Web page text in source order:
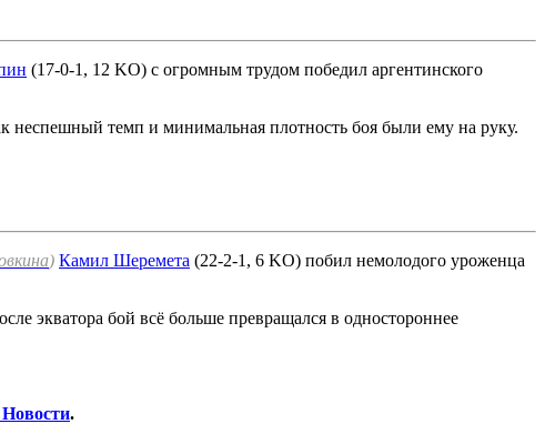
(17-0-1, 12 KO) с огромным трудом победил аргентинского
темп и минимальная плотность боя были ему на руку.
) Камил Шеремета (22-2-1, 6 KO) побил немолодого уроженца
экватора бой всё больше превращался в одностороннее
Новости.